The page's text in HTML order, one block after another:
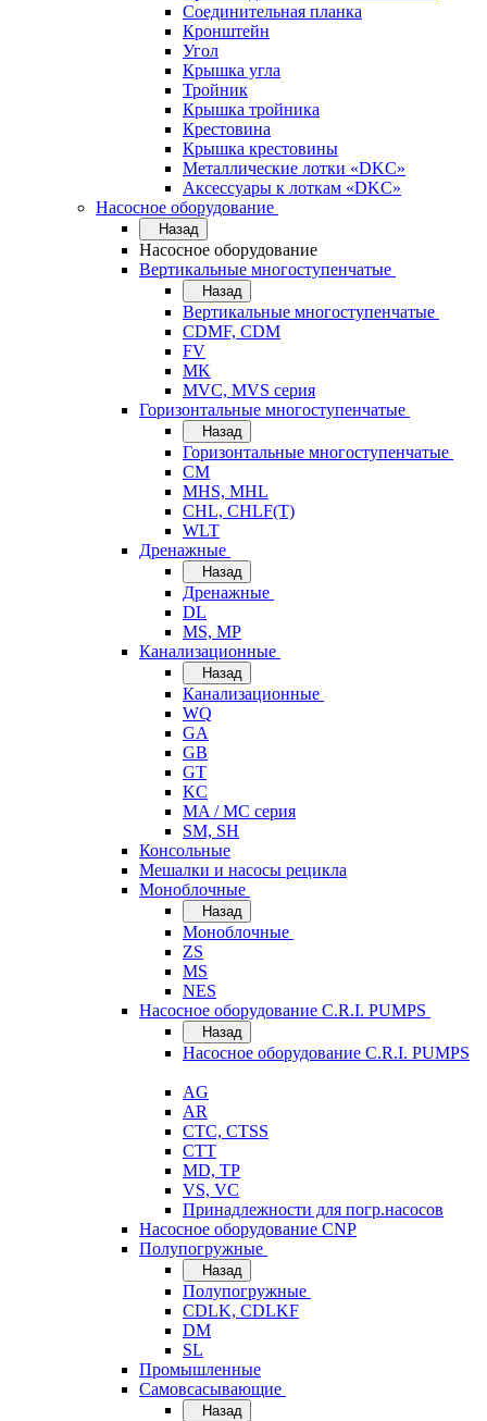
Соединительная планка
Кронштейн
Угол
Крышка угла
Тройник
Крышка тройника
Крестовина
Крышка крестовины
Металлические лотки «DKC»
Аксессуары к лоткам «DKC»
Насосное оборудование
Назад
Насосное оборудование
Вертикальные многоступенчатые
Назад
Вертикальные многоступенчатые
CDMF, CDM
FV
MK
MVC, MVS серия
Горизонтальные многоступенчатые
Назад
Горизонтальные многоступенчатые
CM
MHS, MHL
CHL, CHLF(T)
WLT
Дренажные
Назад
Дренажные
DL
MS, MP
Канализационные
Назад
Канализационные
WQ
GA
GB
GT
KC
MA / MC серия
SM, SH
Консольные
Мешалки и насосы рецикла
Моноблочные
Назад
Моноблочные
ZS
MS
NES
Насосное оборудование C.R.I. PUMPS
Назад
Насосное оборудование C.R.I. PUMPS
AG
AR
CTC, CTSS
CTT
MD, TP
VS, VC
Принадлежности для погр.насосов
Насосное оборудование CNP
Полупогружные
Назад
Полупогружные
CDLK, CDLKF
DM
SL
Промышленные
Самовсасывающие
Назад